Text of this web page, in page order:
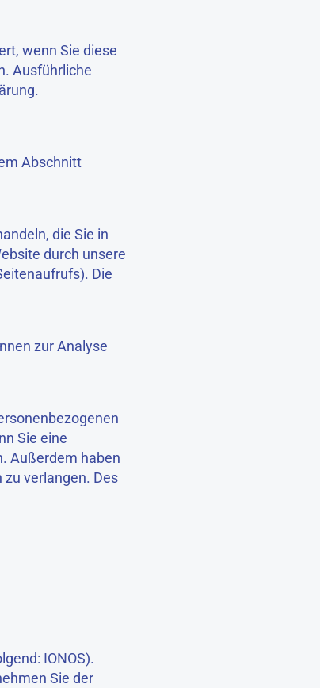
wenn Sie diese
Ausführliche
Abschnitt
die Sie in
durch unsere
Die
zur Analyse
Sie eine
Außerdem haben
verlangen. Des
IONOS).
Sie der